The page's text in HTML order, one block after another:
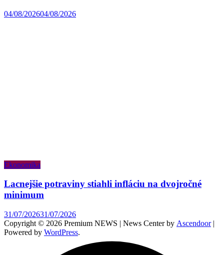
04/08/202604/08/2026
Ekonomika
Lacnejšie potraviny stiahli infláciu na dvojročné
minimum
31/07/202631/07/2026
Copyright © 2026 Premium NEWS | News Center by Ascendoor|
Powered by WordPress.